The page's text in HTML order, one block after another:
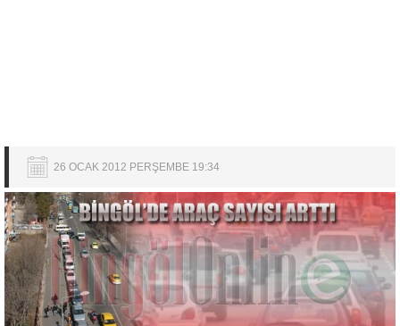
26 OCAK 2012 PERŞEMBE 19:34